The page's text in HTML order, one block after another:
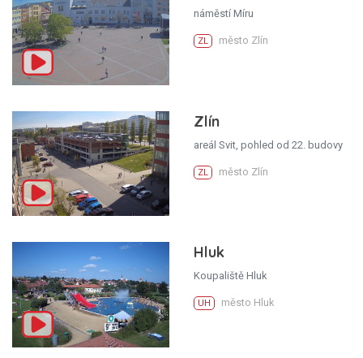
náměstí Míru
ZL město Zlín
Zlín
areál Svit, pohled od 22. budovy
ZL město Zlín
Hluk
Koupaliště Hluk
UH město Hluk